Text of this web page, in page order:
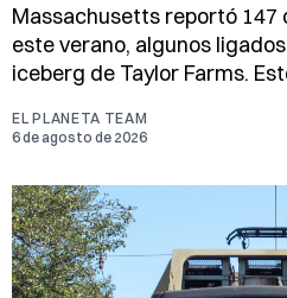
Massachusetts reportó 147
este verano, algunos
iceberg de Taylor Farms.
EL PLANETA TEAM
6 de agosto de 2026